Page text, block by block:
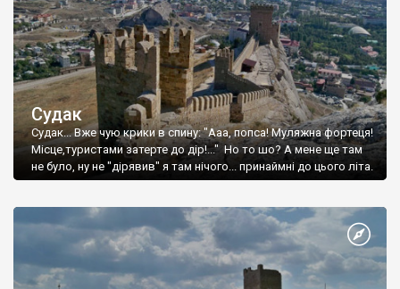
Судак
Судак... Вже чую крики в спину: "Ааа, попса! Муляжна фортеця!
Місце,туристами затерте до дір!..." Но то шо? А мене ще там
не було, ну не "дірявив" я там нічого... принаймні до цього літа.